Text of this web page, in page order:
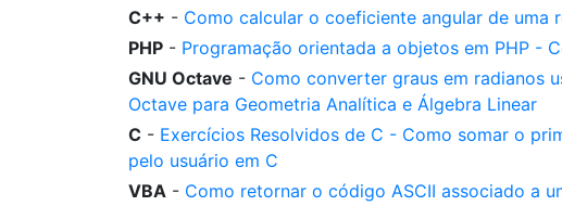
C++ - Como calcular o coeficiente angular de
PHP - Programação orientada a objetos em PHP -
GNU Octave - Como converter graus em radianos
Octave para Geometria Analítica e Álgebra Linear
C - Exercícios Resolvidos de C - Como somar o
pelo usuário em C
VBA - Como retornar o código ASCII associado a